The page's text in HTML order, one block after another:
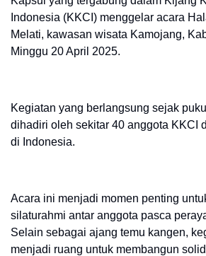
Indonesia (KKCI) menggelar acara
Melati, kawasan wisata Kamojang,
Minggu 20 April 2025.
Kegiatan yang berlangsung sejak
dihadiri oleh sekitar 40 anggota KKCI
di Indonesia.
Acara ini menjadi momen penting
silaturahmi antar anggota pasca
Selain sebagai ajang temu kangen,
menjadi ruang untuk membangun